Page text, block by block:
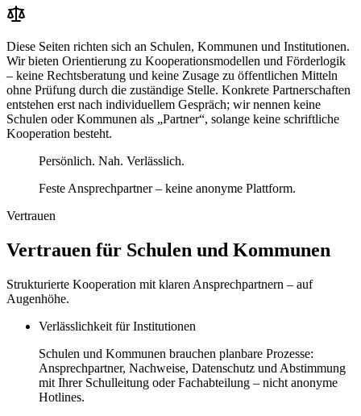
Diese Seiten richten sich an Schulen, Kommunen und Institutionen.
Wir bieten Orientierung zu Kooperationsmodellen und Förderlogik
– keine Rechtsberatung und keine Zusage zu öffentlichen Mitteln
ohne Prüfung durch die zuständige Stelle. Konkrete Partnerschaften
entstehen erst nach individuellem Gespräch; wir nennen keine
Schulen oder Kommunen als „Partner“, solange keine schriftliche
Kooperation besteht.
Persönlich. Nah. Verlässlich.
Feste Ansprechpartner – keine anonyme Plattform.
Vertrauen
Vertrauen für Schulen und Kommunen
Strukturierte Kooperation mit klaren Ansprechpartnern – auf
Augenhöhe.
Verlässlichkeit für Institutionen
Schulen und Kommunen brauchen planbare Prozesse:
Ansprechpartner, Nachweise, Datenschutz und Abstimmung
mit Ihrer Schulleitung oder Fachabteilung – nicht anonyme
Hotlines.